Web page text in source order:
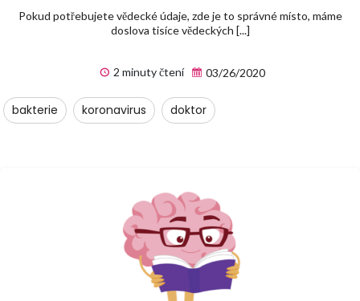
Pokud potřebujete vědecké údaje, zde je to správné místo, máme
doslova tisíce vědeckých [...]
2 minuty čtení 03/26/2020
bakterie koronavirus doktor